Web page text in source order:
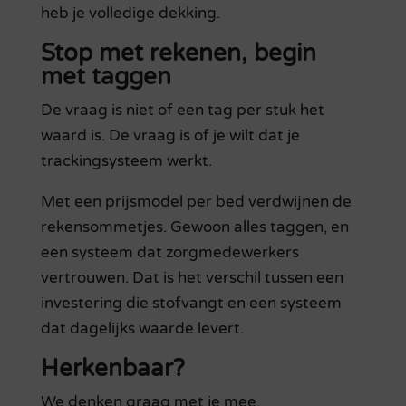
heb je volledige dekking.
Stop met rekenen, begin
met taggen
De vraag is niet of een tag per stuk het
waard is. De vraag is of je wilt dat je
trackingsysteem werkt.
Met een prijsmodel per bed verdwijnen de
rekensommetjes. Gewoon alles taggen, en
een systeem dat zorgmedewerkers
vertrouwen. Dat is het verschil tussen een
investering die stofvangt en een systeem
dat dagelijks waarde levert.
Herkenbaar?
We denken graag met je mee.